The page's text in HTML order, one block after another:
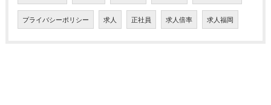
プライバシーポリシー 求人 正社員 求人倍率 求人福岡